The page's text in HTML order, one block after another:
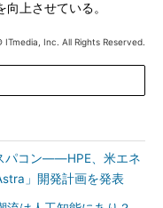
上させている。
Inc. All Rights Reserved.
パコン――HPE、米エネ
」開発計画を発表